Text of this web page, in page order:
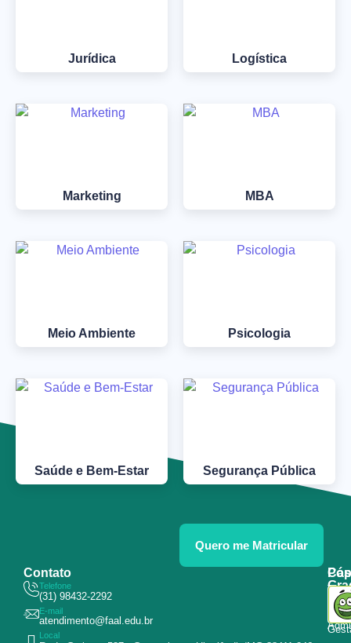
Jurídica Logística
Marketing MBA
Meio Ambiente Psicologia
Saúde e Bem-Estar Segurança Pública
Quero me Matricular
Contato
Telefone
(31) 98432-2292
E-mail
atendimento@faal.edu.br
Local